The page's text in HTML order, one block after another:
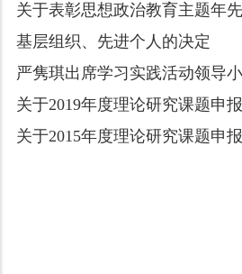
关于表彰思想政治教育主题年
基层组织、先进个人的决定
严隽琪出席学习实践活动领导
关于2019年度理论研究课题申
关于2015年度理论研究课题申